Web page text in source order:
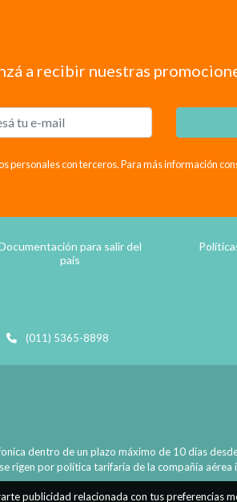
a recibir nuestras
personales con terceros. Para más información
para salir del
país
(011) 5365-8898
dentro de un plazo máximo de 10 días
rigen por política tarifaria de la compañía aérea
publicidad relacionada con tus preferencias